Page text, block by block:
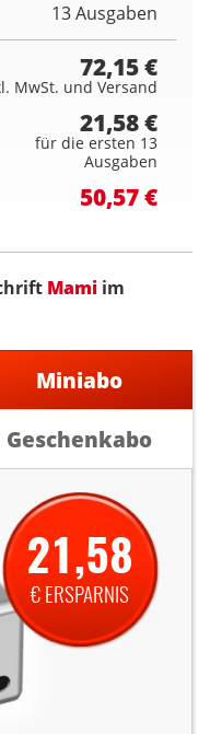
13 Ausgaben
72,15 €
MwSt. und Versand
21,58 €
für die ersten 13
Ausgaben
50,57 €
Mami im
Miniabo
Geschenkabo
21,58
€ ERSPARNIS